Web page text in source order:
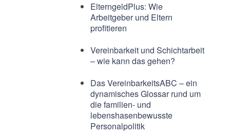
ElterngeldPlus: Wie
Arbeitgeber und Eltern
profitieren
Vereinbarkeit und Schichtarbeit
– wie kann das gehen?
Das VereinbarkeitsABC – ein
dynamisches Glossar rund um
die familien- und
lebenshasenbewusste
Personalpolitik